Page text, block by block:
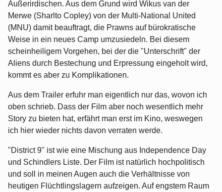
Außerirdischen. Aus dem Grund wird Wikus van der
Merwe (Sharlto Copley) von der Multi-National United
(MNU) damit beauftragt, die Prawns auf bürokratische
Weise in ein neues Camp umzusiedeln. Bei diesem
scheinheiligem Vorgehen, bei der die "Unterschrift" der
Aliens durch Bestechung und Erpressung eingeholt wird,
kommt es aber zu Komplikationen.
Aus dem Trailer erfuhr man eigentlich nur das, wovon ich
oben schrieb. Dass der Film aber noch wesentlich mehr
Story zu bieten hat, erfährt man erst im Kino, weswegen
ich hier wieder nichts davon verraten werde.
"District 9" ist wie eine Mischung aus Independence Day
und Schindlers Liste. Der Film ist natürlich hochpolitisch
und soll in meinen Augen auch die Verhältnisse von
heutigen Flüchtlingslagern aufzeigen. Auf engstem Raum